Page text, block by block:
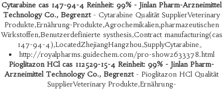
Cytarabine cas 147-94-4 Reinheit: 99% - Jinlan Pharm-Arzneimittel
Technology Co., Begrenzt- Cytarabine Qualität SupplierVeterinary
Produkte,Ernährung-Produkte,Agrochemikalien,pharmazeutischen
Wirkstoffen,Benutzerdefinierte systhesis,Contract manufacturing(cas
147-94-4),LocatedZhejiangHangzhou,SupplyCytarabine。
http://royalpharms.guidechem.com/pro-show2633378.html
Pioglitazon HCl cas 112529-15-4 Reinheit: 99% - Jinlan Pharm-
Arzneimittel Technology Co., Begrenzt- Pioglitazon HCl Qualität
SupplierVeterinary Produkte,Ernährung-